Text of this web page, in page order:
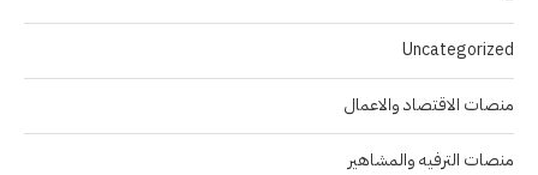
Uncategorized
منصات الاقتصاد والاعمال
منصات الترفيه والمشاهير